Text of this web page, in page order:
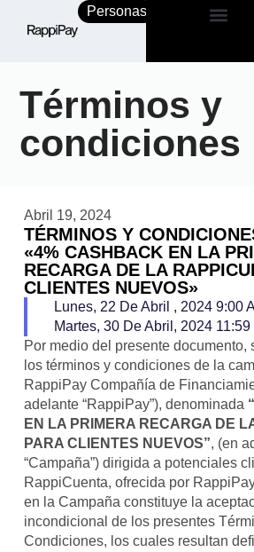
Personas Empresas
Términos y
condiciones
Abril 19, 2024
TÉRMINOS Y
«4% CASHBACK EN LA
RECARGA DE LA
CLIENTES NUEVOS»
Lunes, 22 De Abril , 2024 9:00
Martes, 30 De Abril, 2024 11:59
Por medio del presente documento,
los términos y condiciones de la
RappiPay Compañía de
adelante “RappiPay”), denominada
EN LA PRIMERA RECARGA DE
PARA CLIENTES NUEVOS”, (en
“Campaña”) dirigida a potenciales
RappiCuenta, ofrecida por
en la Campaña constituye la
incondicional de los presentes
Condiciones, los cuales resultan